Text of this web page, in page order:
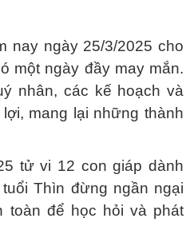
nay ngày 25/3/2025 cho
một ngày đầy may mắn.
nhân, các kế hoạch và
mang lại những thành
tử vi 12 con giáp dành
Thìn đừng ngần ngại
toàn để học hỏi và phát